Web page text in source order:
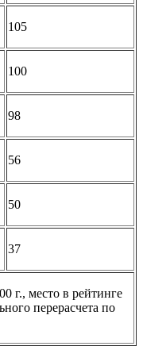
105
100
98
56
50
37
г., место в рейтинге
перерасчета по